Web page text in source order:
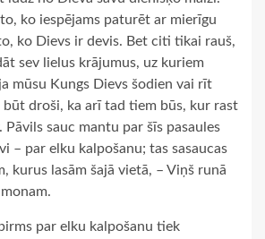
ko iespējams paturēt ar mierīgu
ko Dievs ir devis. Bet citi tikai rauš,
sev lielus krājumus, uz kuriem
mūsu Kungs Dievs šodien vai rīt
droši, ka arī tad tiem būs, kur rast
Pāvils sauc mantu par šīs pasaules
– par elku kalpošanu; tas sasaucas
kurus lasām šajā vietā, – Viņš runā
par elku kalpošanu tiek